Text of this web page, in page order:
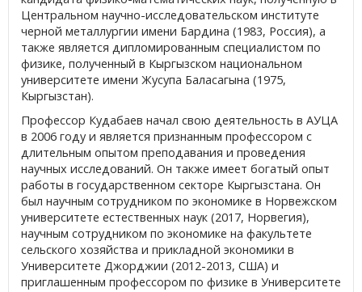
Центральном научно-исследовательском институте
черной металлургии имени Бардина (1983, Россия), а
также является дипломированным специалистом по
физике, полученный в Кыргызском национальном
университете имени Жусупа Баласагына (1975,
Кыргызстан).
Профессор Кудабаев начал свою деятельность в АУЦА
в 2006 году и является признанным профессором с
длительным опытом преподавания и проведения
научных исследований. Он также имеет богатый опыт
работы в государственном секторе Кыргызстана. Он
был научным сотрудником по экономике в Норвежском
университете естественных наук (2017, Норвегия),
научным сотрудником по экономике на факультете
сельского хозяйства и прикладной экономики в
Университете Джорджии (2012-2013, США) и
приглашенным профессором по физике в Университете